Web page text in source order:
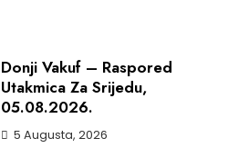
Donji Vakuf – Raspored
Utakmica Za Srijedu,
05.08.2026.
5 Augusta, 2026